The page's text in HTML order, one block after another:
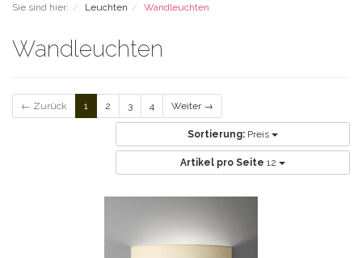
Sie sind hier: Leuchten Wandleuchten
Wandleuchten
← Zurück 1 2 3 4 Weiter →
Sortierung: Preis
Artikel pro Seite 12